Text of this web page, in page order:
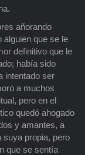
añorando
alguien que se le
definitivo que le
había sido
intentado ser
a muchos
pero en el
quedó ahogado
y amantes, a
suya propia, pero
que se sentía